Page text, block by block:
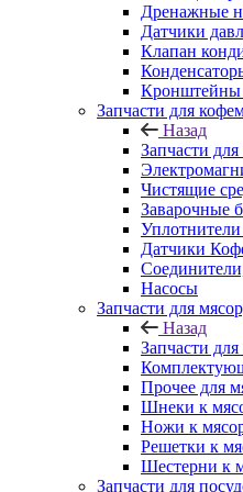
Дренажные
Датчики
Клапан
Кронштейны
Запчасти для
Назад
Запчасти
Чистящие
Заварочные
Датчики
Насосы
Запчасти для
Назад
Запчасти
Прочее для
Шнеки к
Ножи к
Решетки к
Шестерни к
Запчасти для